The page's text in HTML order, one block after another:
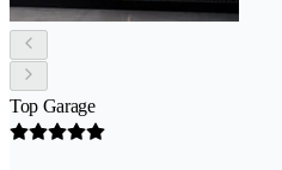
Top Garage